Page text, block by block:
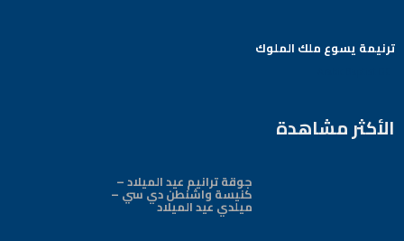
ترنيمة يسوع ملك الملوك
الأكثر مشاهدة
جوقة ترانيم عيد الميلاد –
كنيسة واشنطن دي سي –
ميلدي عيد الميلاد